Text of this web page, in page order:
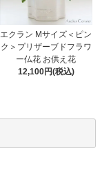
エクラン Mサイズ＜ピン
ク＞プリザーブドフラワ
ー仏花 お供え花
12,100円(税込)